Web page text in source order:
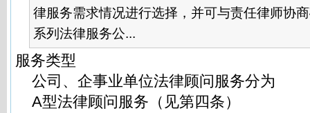
律服务需求情况进行选择，并可与责任律师协
系列法律服务公...
服务类型
公司、企事业单位法律顾问服务分为
A型法律顾问服务（见第四条）